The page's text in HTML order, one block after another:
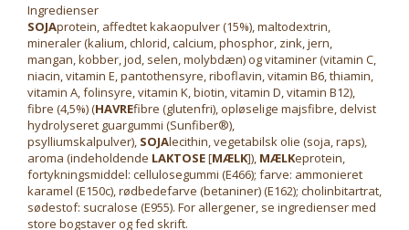
Ingredienser
SOJAprotein, affedtet kakaopulver (15%), maltodextrin,
mineraler (kalium, chlorid, calcium, phosphor, zink, jern,
mangan, kobber, jod, selen, molybdæn) og vitaminer (vitamin C,
niacin, vitamin E, pantothensyre, riboflavin, vitamin B6, thiamin,
vitamin A, folinsyre, vitamin K, biotin, vitamin D, vitamin B12),
fibre (4,5%) (HAVREfibre (glutenfri), opløselige majsfibre, delvist
hydrolyseret guargummi (Sunfiber®),
psylliumskalpulver), SOJAlecithin, vegetabilsk olie (soja, raps),
aroma (indeholdende LAKTOSE[MÆLK]), MÆLKeprotein,
fortykningsmiddel: cellulosegummi (E466); farve: ammonieret
karamel (E150c), rødbedefarve (betaniner) (E162); cholinbitartrat,
sødestof: sucralose (E955). For allergener, se ingredienser med
store bogstaver og fed skrift.